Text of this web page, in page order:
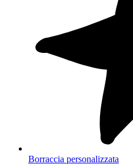
Borraccia personalizzata